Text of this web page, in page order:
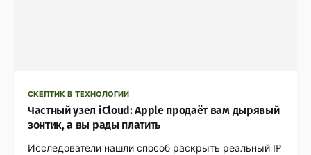
СКЕПТИК В ТЕХНОЛОГИИ
Частный узел iCloud: Apple продаёт вам дырявый
зонтик, а вы рады платить
Исследователи нашли способ раскрыть реальный IP